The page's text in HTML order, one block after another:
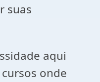
suas
aqui
onde